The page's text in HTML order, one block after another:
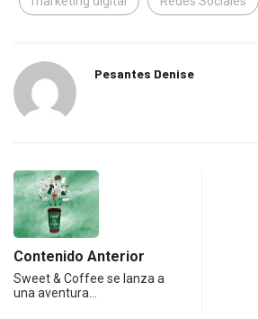
Pesantes Denise
Contenido Anterior
Sweet & Coffee se lanza a
una aventura…